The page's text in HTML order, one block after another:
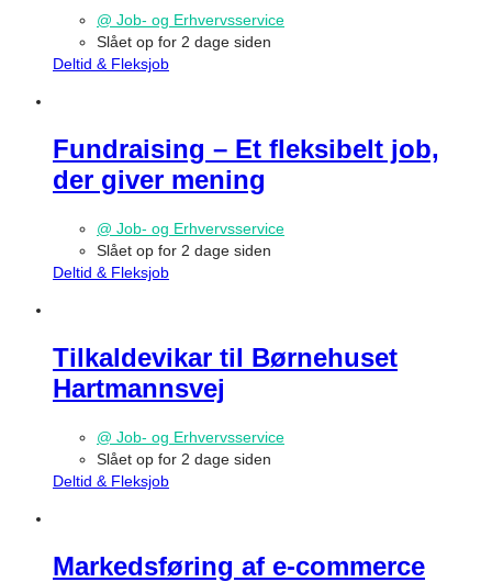
@ Job- og Erhvervsservice
Slået op for 2 dage siden
Deltid & Fleksjob
Fundraising – Et fleksibelt job,
der giver mening
@ Job- og Erhvervsservice
Slået op for 2 dage siden
Deltid & Fleksjob
Tilkaldevikar til Børnehuset
Hartmannsvej
@ Job- og Erhvervsservice
Slået op for 2 dage siden
Deltid & Fleksjob
Markedsføring af e-commerce